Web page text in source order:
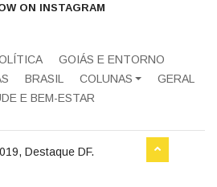
ON INSTAGRAM
GOIÁS E ENTORNO
BRASIL COLUNAS
GERAL
E BEM-ESTAR
Destaque DF.